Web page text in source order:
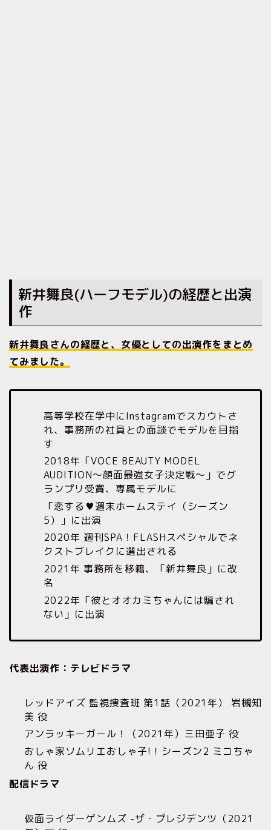
新井舞良(ハーフモデル)の経歴と出演
作
新井舞良さんの経歴と、女優としての出演作をまとめ
てみました。
高等学校在学中にInstagramでスカウトさ
れ、事務所の社員との面談でモデルを目指
す
2018年「VOCE BEAUTY MODEL
AUDITION～顔面最強女子決定戦～」でグ
ランプリ受賞、専属モデルに
「恋する♥週末ホームステイ（シーズン
5）」に出演
2020年 週刊SPA！FLASHスペシャルでネ
クストブレイクに選出される
2021年 事務所を移籍、「新井舞良」に改
名
2022年「彼とオオカミちゃんには騙され
ない」に出演
代表出演作：テレビドラマ
レッドアイズ 監視捜査班 第1話（2021年） 岩槻知
美 役
アンラッキーガール！（2021年）三田亜子 役
おしゃ家ソムリエおしゃ子!！シーズン2 ミコちゃ
ん 役
配信ドラマ
仮面ライダーゲンムズ -ザ・プレジデンツ（2021